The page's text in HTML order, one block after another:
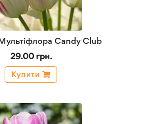
Candy Club
29.00 грн.
Купити